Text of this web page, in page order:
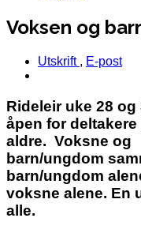
Voksen og
Utskrift , E-post
Rideleir uke 28 og
åpen for deltakere
aldre. Voksne og
barn/ungdom
barn/ungdom
voksne alene. En
alle.